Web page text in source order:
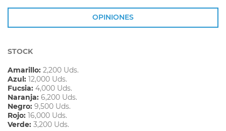
OPINIONES
STOCK
Amarillo: 2,200 Uds.
Azul: 12,000 Uds.
Fucsia: 4,000 Uds.
Naranja: 6,200 Uds.
Negro: 9,500 Uds.
Rojo: 16,000 Uds.
Verde: 3,200 Uds.